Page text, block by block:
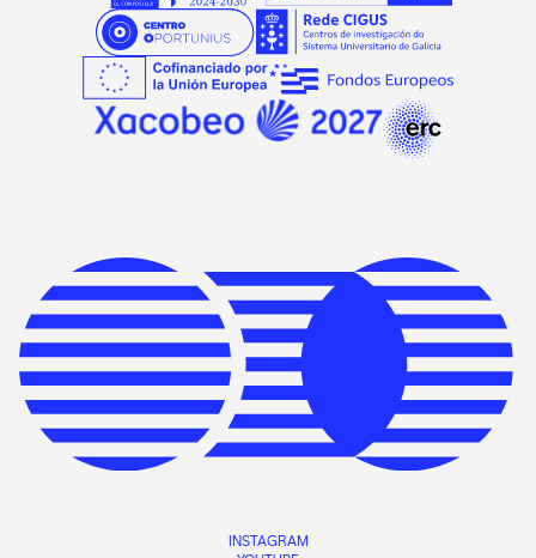
INSTAGRAM